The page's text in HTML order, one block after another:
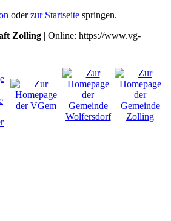
oderzur Startseite springen.
Zolling | Online: https://www.vg-